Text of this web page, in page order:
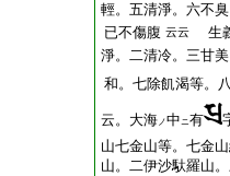
輕。五清淨。六不
已不傷腹 云云
生
淨。二清冷。三甘
和。七除飢渴等。
云。大海ノ中ニ有
山七金山等。七金
山。二伊沙馱羅山